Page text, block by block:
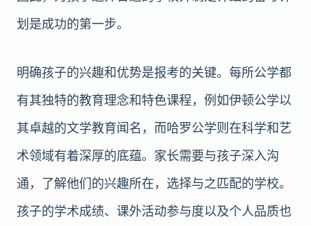
划是成功的第一步。
明确孩子的兴趣和优势是报考的关键。每所公学都
有其独特的教育理念和特色课程，例如伊顿公学以
其卓越的文学教育闻名，而哈罗公学则在科学和艺
术领域有着深厚的底蕴。家长需要与孩子深入沟
通，了解他们的兴趣所在，选择与之匹配的学校。
孩子的学术成绩、课外活动参与度以及个人品质也